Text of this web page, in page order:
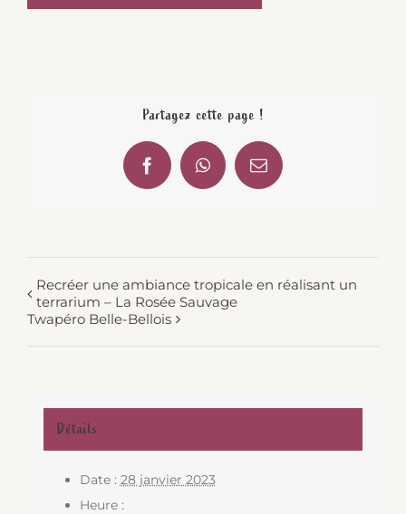
Partagez cette page !
FacebookWhatsAppEmail
Recréer une ambiance tropicale en réalisant un
terrarium – La Rosée Sauvage
Twapéro Belle-Bellois
Détails
Date : 28 janvier 2023
Heure :